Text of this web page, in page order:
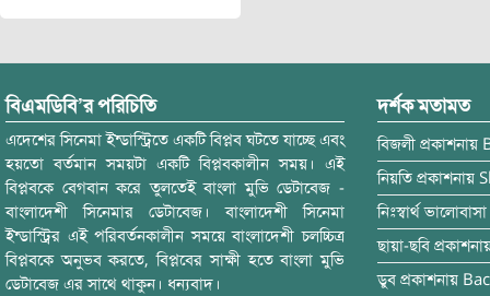
বিএমডিবি’র পরিচিতি
এদেশের সিনেমা ইন্ডাস্ট্রিতে একটি বিপ্লব ঘটতে যাচ্ছে এবং
হয়তো বর্তমান সময়টা একটি বিপ্লবকালীন সময়। এই
বিপ্লবকে বেগবান করে তুলতেই বাংলা মুভি ডেটাবেজ -
বাংলাদেশী সিনেমার ডেটাবেজ। বাংলাদেশী সিনেমা
ইন্ডাস্ট্রির এই পরিবর্তনকালীন সময়ে বাংলাদেশী চলচ্চিত্র
বিপ্লবকে অনুভব করতে, বিপ্লবের সাক্ষী হতে বাংলা মুভি
ডেটাবেজ এর সাথে থাকুন। ধন্যবাদ।
দর্শক মতামত
বিজলী প্রকাশনায়
নিয়তি প্রকাশনায়
নিঃস্বার্থ ভালোবাসা
ছায়া-ছবি
ডুব প্রকাশনায়